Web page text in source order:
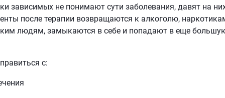
зависимых не понимают сути заболевания, давят на
после терапии возвращаются к алкоголю,
людям, замыкаются в себе и попадают в еще
с: